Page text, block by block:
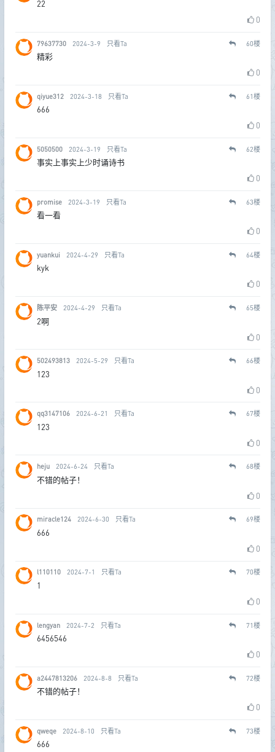
22
0
79637730 2024-3-9 只看Ta 60楼
精彩
0
qiyue312 2024-3-18 只看Ta 61楼
666
0
5050500 2024-3-19 只看Ta 62楼
事实上事实上少时诵诗书
0
promise 2024-3-19 只看Ta 63楼
看一看
0
yuankui 2024-4-29 只看Ta 64楼
kyk
0
陈平安 2024-4-29 只看Ta 65楼
2啊
0
502493813 2024-5-29 只看Ta 66楼
123
0
qq3147106 2024-6-21 只看Ta 67楼
123
0
heju 2024-6-24 只看Ta 68楼
不错的帖子！
0
miracle124 2024-6-30 只看Ta 69楼
666
0
l110110 2024-7-1 只看Ta 70楼
1
0
lengyan 2024-7-2 只看Ta 71楼
6456546
0
a2447813206 2024-8-8 只看Ta 72楼
不错的帖子！
0
qweqe 2024-8-10 只看Ta 73楼
666